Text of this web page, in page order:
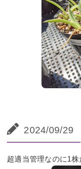
2024/09/29
超適当管理なのに1株